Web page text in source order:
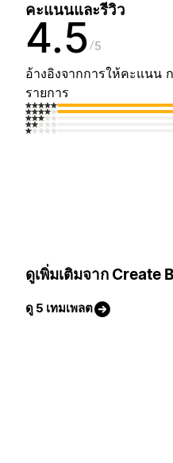
คะแนนและรีวิว
4.5 5
อ้างอิงจากการให้คะแนน
รายการ
ดูเพิ่มเติมจาก Create
ดู 5 เทมเพลต